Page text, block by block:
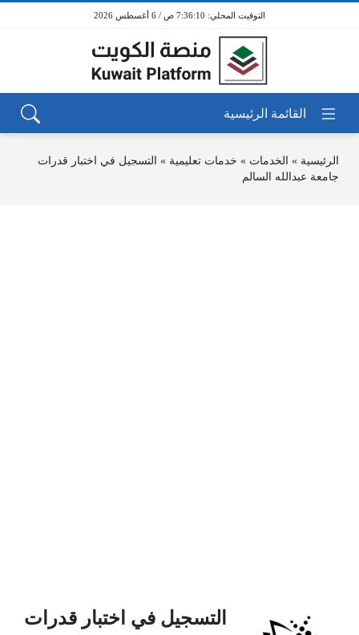
7:36:10 ص / 6 أغسطس 2026
الرئيسية » الخدمات » خدمات تعليمية » التسجيل في اختبار قدرات
جامعة عبدالله السالم
التسجيل في اختبار قدرات